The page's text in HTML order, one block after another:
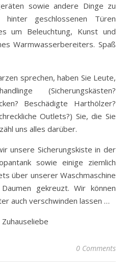
sowie andere Dinge zu
geschlossenen Türen
um Beleuchtung, Kunst und
Warmwasserbereiters. Spaß
sprechen, haben Sie Leute,
(Sicherungskästen?
Beschädigte Harthölzer?
Outlets?) Sie, die Sie
uns alles darüber.
unsere Sicherungskiste in der
sowie einige ziemlich
über unserer Waschmaschine
gekreuzt. Wir können
auch verschwinden lassen …
0 Comments